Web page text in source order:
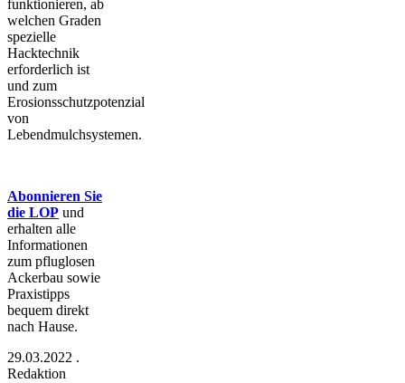
funktionieren, ab
welchen Graden
spezielle
Hacktechnik
erforderlich ist
und zum
Erosionsschutzpotenzial
von
Lebendmulchsystemen.
Abonnieren Sie
die LOP und
erhalten alle
Informationen
zum pfluglosen
Ackerbau sowie
Praxistipps
bequem direkt
nach Hause.
29.03.2022 .
Redaktion